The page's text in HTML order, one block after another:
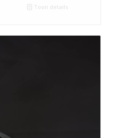
Toon details